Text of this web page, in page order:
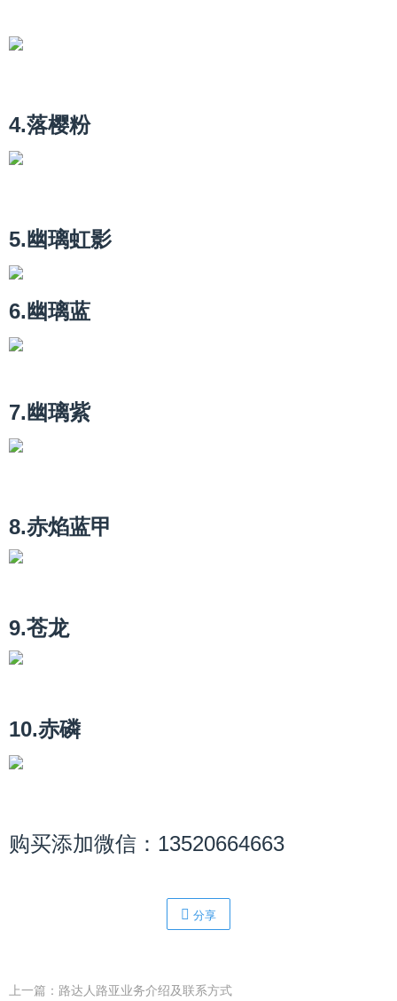
4.落樱粉
5.幽璃虹影
6.幽璃蓝
7.幽璃紫
8.赤焰蓝甲
9.苍龙
10.赤磷
购买添加微信：13520664663
分享
上一篇： 路达人路亚业务介绍及联系方式